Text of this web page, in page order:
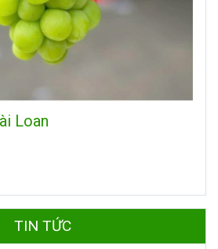
Loan
TIN TỨC